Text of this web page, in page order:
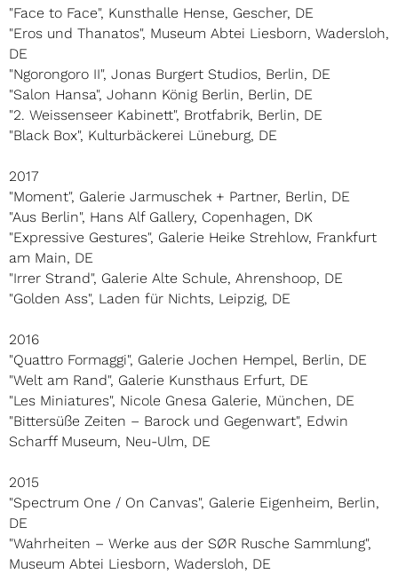
"Face to Face", Kunsthalle Hense, Gescher, DE
"Eros und Thanatos", Museum Abtei Liesborn, Wadersloh,
DE
"Ngorongoro II", Jonas Burgert Studios, Berlin, DE
"Salon Hansa", Johann König Berlin, Berlin, DE
"2. Weissenseer Kabinett", Brotfabrik, Berlin, DE
"Black Box", Kulturbäckerei Lüneburg, DE
2017
"Moment", Galerie Jarmuschek + Partner, Berlin, DE
"Aus Berlin", Hans Alf Gallery, Copenhagen, DK
"Expressive Gestures", Galerie Heike Strehlow, Frankfurt
am Main, DE
"Irrer Strand", Galerie Alte Schule, Ahrenshoop, DE
"Golden Ass", Laden für Nichts, Leipzig, DE
2016
"Quattro Formaggi", Galerie Jochen Hempel, Berlin, DE
"Welt am Rand", Galerie Kunsthaus Erfurt, DE
"Les Miniatures", Nicole Gnesa Galerie, München, DE
"Bittersüße Zeiten – Barock und Gegenwart", Edwin
Scharff Museum, Neu-Ulm, DE
2015
"Spectrum One / On Canvas", Galerie Eigenheim, Berlin,
DE
"Wahrheiten – Werke aus der SØR Rusche Sammlung",
Museum Abtei Liesborn, Wadersloh, DE